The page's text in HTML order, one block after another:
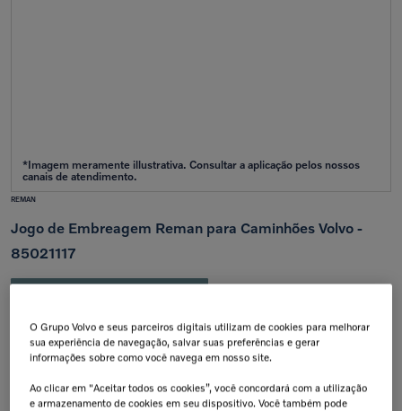
REMAN
Jogo de Embreagem Reman para Caminhões Volvo -
85021117
Calcular frete e prazo
Atenção! Prazos de entrega começam após confirmação do pagamento e podem variar para mais de
uma unidade.
Calcular
O Grupo Volvo e seus parceiros digitais utilizam de cookies para melhorar
sua experiência de navegação, salvar suas preferências e gerar
informações sobre como você navega em nosso site.
Ao clicar em "Aceitar todos os cookies”, você concordará com a utilização
e armazenamento de cookies em seu dispositivo. Você também pode